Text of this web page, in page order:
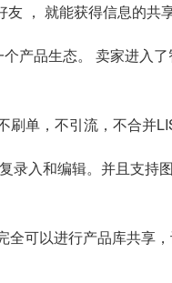
， 就能获得信息的共
产品生态。 卖家进入
单，不引流，不合并
入和编辑。并且支持
可以进行产品库共享